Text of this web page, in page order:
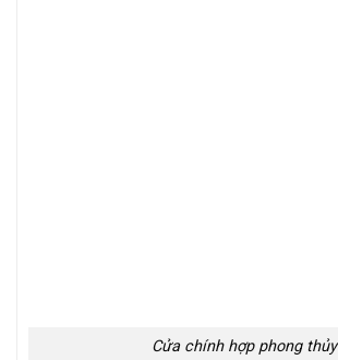
Cửa chính hợp phong thủy